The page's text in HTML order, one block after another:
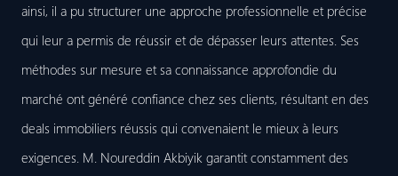
ainsi, il a pu structurer une approche professionnelle et précise
qui leur a permis de réussir et de dépasser leurs attentes. Ses
méthodes sur mesure et sa connaissance approfondie du
marché ont généré confiance chez ses clients, résultant en des
deals immobiliers réussis qui convenaient le mieux à leurs
exigences. M. Noureddin Akbiyik garantit constamment des